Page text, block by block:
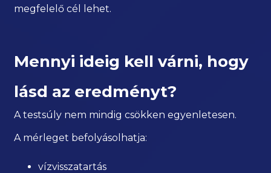
megfelelő cél lehet.
Mennyi ideig kell várni, hogy
lásd az eredményt?
A testsúly nem mindig csökken egyenletesen.
A mérleget befolyásolhatja:
vízvisszatartás